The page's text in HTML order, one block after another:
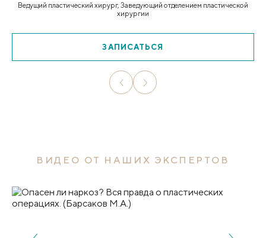
Ведущий пластический хирург, Заведующий отделением пластической
хирургии
ЗАПИСАТЬСЯ
ВИДЕО ОТ НАШИХ ЭКСПЕРТОВ